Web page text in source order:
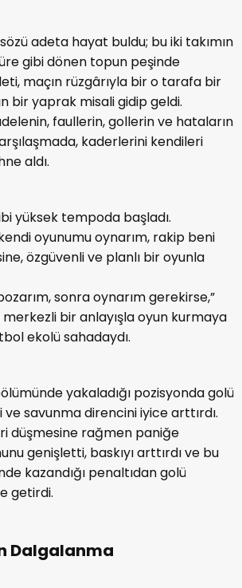
adeta hayat buldu; bu iki takımın
gibi dönen topun peşinde
maçın rüzgârıyla bir o tarafa bir
bir yaprak misali gidip geldi.
faullerin, gollerin ve hataların
kaderlerini kendileri
aldı.
yüksek tempoda başladı.
oyunumu oynarım, rakip beni
özgüvenli ve planlı bir oyunla
sonra oynarım gerekirse,”
bir anlayışla oyun kurmaya
ekolü sahadaydı.
yakaladığı pozisyonda golü
savunma direncini iyice arttırdı.
düşmesine rağmen paniğe
genişletti, baskıyı arttırdı ve bu
kazandığı penaltıdan golü
getirdi.
Dalgalanma